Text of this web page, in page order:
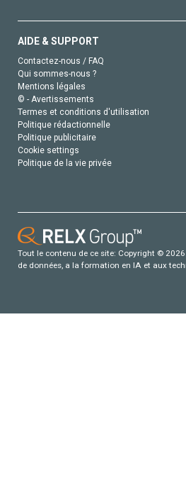
AIDE & SUPPORT
Contactez-nous / FAQ
Qui sommes-nous ?
Mentions légales
© - Avertissements
Termes et conditions d'utilisation
Politique rédactionnelle
Politique publicitaire
Cookie settings
Politique de la vie privée
Tout le contenu de ce site: Copyright ©
de données, a la formation en IA et aux